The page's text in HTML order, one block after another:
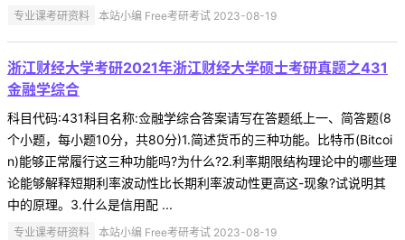
专业课考研资料 本站小编 Free考研考试 2023-08-19
浙江财经大学考研2021年浙江财经大学硕士考研真题之431
金融学综合
科目代码:431科目名称:佥融学综合答案请写在答题纸上一、简答题(8
个小题，每小题10分，共80分)1.简述货币的三种功能。比特币(Bitcoi
n)能够正常履行这三种功能吗?为什么?2.利率期限结构理论中的哪些理
论能够解释短期利率波动性比长期利率波动性更高这-现象?试说明其
中的原理。3.什么是信用配 ...
专业课考研资料 本站小编 Free考研考试 2023-08-19